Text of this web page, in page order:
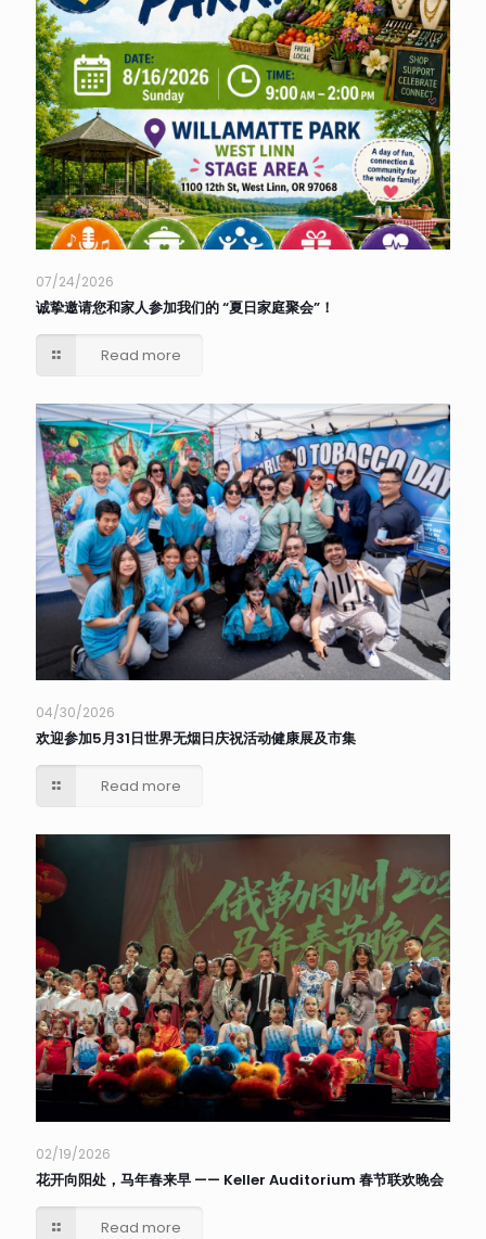
07/24/2026
诚挚邀请您和家人参加我们的 “夏日家庭聚会”！
Read more
04/30/2026
欢迎参加5月31日世界无烟日庆祝活动健康展及市集
Read more
02/19/2026
花开向阳处，马年春来早 —— Keller Auditorium 春节联欢晚会
Read more